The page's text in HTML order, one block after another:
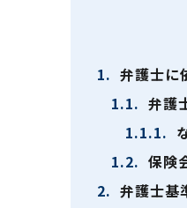
1. 弁護士に
1.1. 弁護
1.1.1.
1.2. 保険
2. 弁護士基